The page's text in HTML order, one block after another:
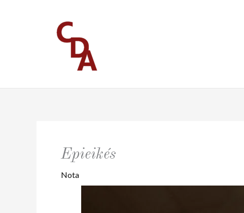
Epieikés
Nota